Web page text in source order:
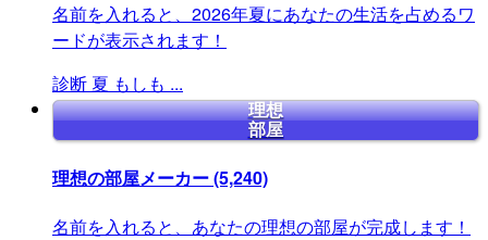
名前を入れると、2026年夏にあなたの生活を占めるワ
ードが表示されます！
診断 夏 もしも ...
理想
部屋
理想の部屋メーカー(5,240)
名前を入れると、あなたの理想の部屋が完成します！